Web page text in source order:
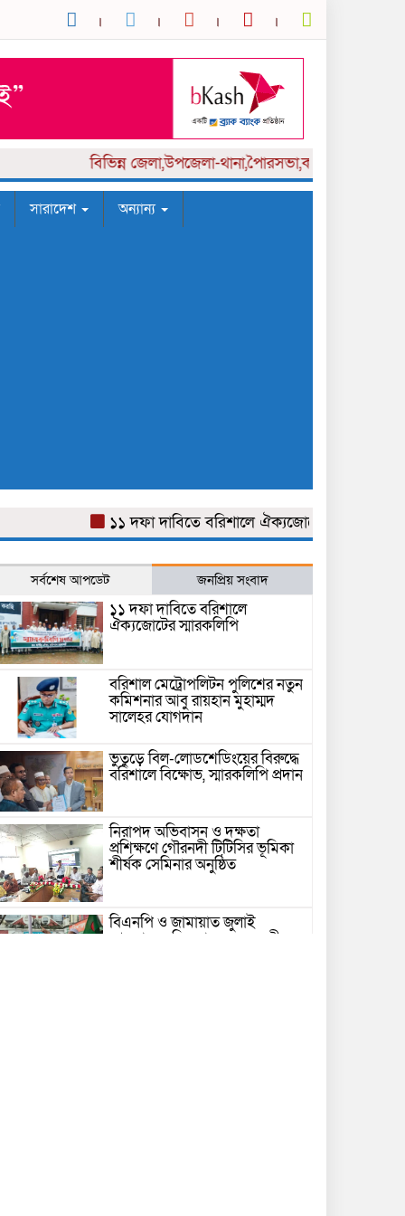
বিভিন্নজেলা,উপজেলা-থানা,পৈারসভা,কলেজ পর্যায়
সারাদেশ অন্যান্য
১১ দফা দাবিতে বরিশালে ঐক্যজোটের স্মারকলিপি
সর্বশেষ আপডেট জনপ্রিয় সংবাদ
১১ দফা দাবিতে বরিশালে
ঐক্যজোটের স্মারকলিপি
বরিশাল মেট্রোপলিটন পুলিশের নতুন
কমিশনার আবু রায়হান মুহাম্মদ
সালেহর যোগদান
ভুতুড়ে বিল-লোডশেডিংয়ের বিরুদ্ধে
বরিশালে বিক্ষোভ, স্মারকলিপি প্রদান
নিরাপদ অভিবাসন ও দক্ষতা
প্রশিক্ষণে গৌরনদী টিটিসির ভূমিকা
শীর্ষক সেমিনার অনুষ্ঠিত
বিএনপি ও জামায়াত জুলাই
আন্দোলনে ছিল না: ফয়জুল করীম